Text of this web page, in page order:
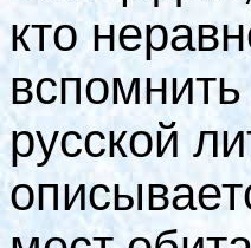
кто
русской